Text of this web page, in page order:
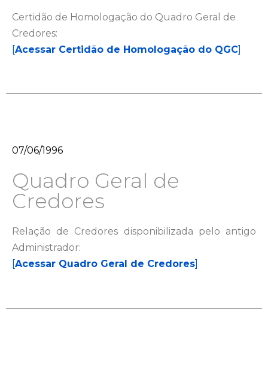
Certidão de Homologação do Quadro Geral de
Credores:
[Acessar Certidão de Homologação do QGC]
07/06/1996
Quadro Geral de
Credores
Relação de Credores disponibilizada pelo antigo
Administrador:
[Acessar Quadro Geral de Credores]